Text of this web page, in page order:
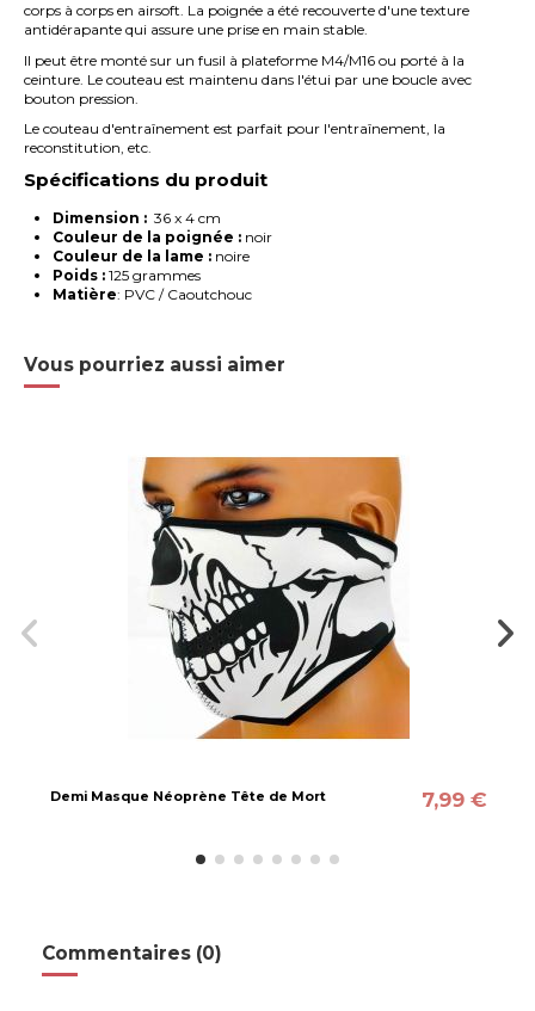
corps à corps en airsoft. La poignée a été recouverte d'une texture
antidérapante qui assure une prise en main stable.
Il peut être monté sur un fusil à plateforme M4/M16 ou porté à la
ceinture. Le couteau est maintenu dans l'étui par une boucle avec
bouton pression.
Le couteau d'entraînement est parfait pour l'entraînement, la
reconstitution, etc.
Spécifications du produit
Dimension : 36 x 4 cm
Couleur de la poignée : noir
Couleur de la lame : noire
Poids : 125 grammes
Matière: PVC / Caoutchouc
Vous pourriez aussi aimer
Demi Masque Néoprène Tête de Mort 7,99 €
Commentaires (0)